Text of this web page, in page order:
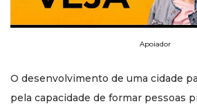
Apoiador
O desenvolvimento de uma cidade
pela capacidade de formar pessoas